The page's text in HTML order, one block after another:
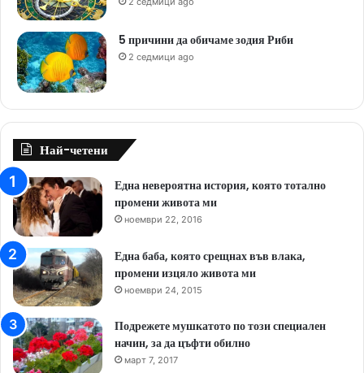
5 причини да обичаме зодия Риби
2 седмици ago
Най-четени
Една невероятна история, която тотално
промени живота ми
ноември 22, 2016
Една баба, която срещнах във влака,
промени изцяло живота ми
ноември 24, 2015
Подрежете мушкатото по този специален
начин, за да цъфти обилно
март 7, 2017